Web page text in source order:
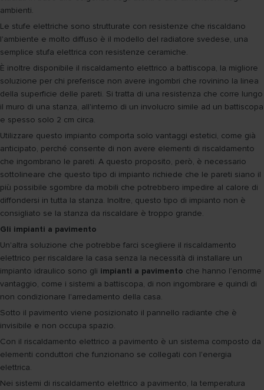
ambienti.
Le stufe elettriche sono strutturate con resistenze che riscaldano
l'ambiente e molto diffuso è il modello del radiatore svedese, una
semplice stufa elettrica con resistenze ceramiche.
È inoltre disponibile il riscaldamento elettrico a battiscopa, la migliore
soluzione per chi preferisce non avere ingombri che rovinino la linea
della superficie delle pareti. Si tratta di una resistenza che corre lungo
il muro di una stanza, all'interno di un involucro simile ad un battiscopa
e spesso solo 2 cm circa.
Utilizzare questo impianto comporta solo vantaggi estetici, come già
anticipato, perché consente di non avere elementi di riscaldamento
che ingombrano le pareti. A questo proposito, però, è necessario
sottolineare che questo tipo di impianto richiede che le pareti siano il
più possibile sgombre da mobili che potrebbero impedire al calore di
diffondersi in tutta la stanza. Inoltre, questo tipo di impianto non è
consigliato se la stanza da riscaldare è troppo grande.
Gli impianti a pavimento
Un'altra soluzione che potrebbe farci scegliere il riscaldamento
elettrico per riscaldare la casa senza la necessità di installare un
impianto idraulico sono gli impianti a pavimento che hanno l'enorme
vantaggio, come i sistemi a battiscopa, di non ingombrare e quindi di
non condizionare l'arredamento della casa.
Sotto il pavimento viene posizionato il pannello radiante che è
invisibile e non occupa spazio.
Con il riscaldamento elettrico a pavimento è un sistema composto da
elementi conduttori che funzionano se collegati con l'energia
elettrica.
Nei sistemi di riscaldamento elettrico a pavimento, la temperatura